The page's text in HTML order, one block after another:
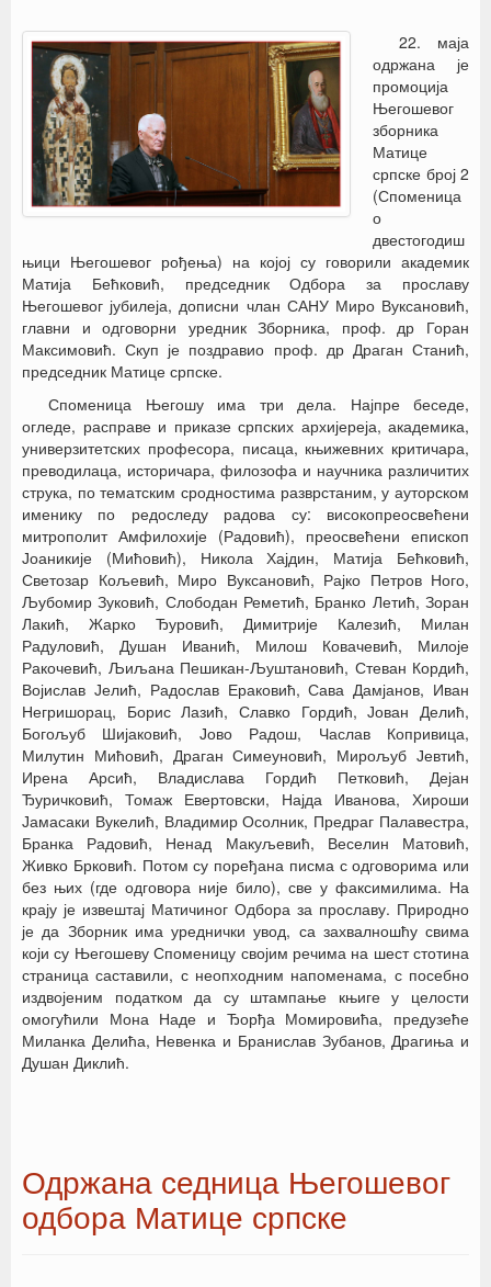
22. маја
одржана је
промоција
Његошевог
зборника
Матице
српске број 2
(Споменица
о
двестогодиш
њици Његошевог рођења) на којој су говорили академик
Матија Бећковић, председник Одбора за прославу
Његошевог јубилеја, дописни члан САНУ Миро Вуксановић,
главни и одговорни уредник Зборника, проф. др Горан
Максимовић. Скуп је поздравио проф. др Драган Станић,
председник Матице српске.
Споменица Његошу има три дела. Најпре беседе,
огледе, расправе и приказе српских архијереја, академика,
универзитетских професора, писаца, књижевних критичара,
преводилаца, историчара, филозофа и научника различитих
струка, по тематским сродностима разврстаним, у ауторском
именику по редоследу радова су: високопреосвећени
митрополит Амфилохије (Радовић), преосвећени епископ
Јоаникије (Мићовић), Никола Хајдин, Матија Бећковић,
Светозар Кољевић, Миро Вуксановић, Рајко Петров Ного,
Љубомир Зуковић, Слободан Реметић, Бранко Летић, Зоран
Лакић, Жарко Ђуровић, Димитрије Калезић, Милан
Радуловић, Душан Иванић, Милош Ковачевић, Милоје
Ракочевић, Љиљана Пешикан-Љуштановић, Стеван Кордић,
Војислав Јелић, Радослав Ераковић, Сава Дамјанов, Иван
Негришорац, Борис Лазић, Славко Гордић, Јован Делић,
Богољуб Шијаковић, Јово Радош, Часлав Копривица,
Милутин Мићовић, Драган Симеуновић, Мирољуб Јевтић,
Ирена Арсић, Владислава Гордић Петковић, Дејан
Ђуричковић, Томаж Евертовски, Најда Иванова, Хироши
Јамасаки Вукелић, Владимир Осолник, Предраг Палавестра,
Бранка Радовић, Ненад Макуљевић, Веселин Матовић,
Живко Брковић. Потом су поређана писма с одговорима или
без њих (где одговора није било), све у факсимилима. На
крају је извештај Матичиног Одбора за прославу. Природно
је да Зборник има уреднички увод, са захвалношћу свима
који су Његошеву Споменицу својим речима на шест стотина
страница саставили, с неопходним напоменама, с посебно
издвојеним податком да су штампање књиге у целости
омогућили Мона Наде и Ђорђа Момировића, предузеће
Миланка Делића, Невенка и Бранислав Зубанов, Драгиња и
Душан Диклић.
Одржана седница Његошевог
одбора Матице српске